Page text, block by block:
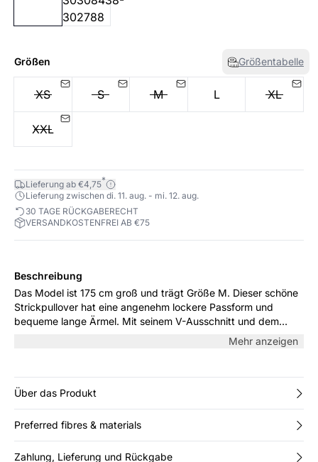
Größen Größentabelle
XS S M L XL
XXL
Lieferung ab €4,75*
Lieferung zwischen di. 11. aug. - mi. 12. aug.
30 TAGE RÜCKGABERECHT
VERSANDKOSTENFREI AB €75
Beschreibung
Das Model ist 175 cm groß und trägt Größe M. Dieser schöne
Strickpullover hat eine angenehm lockere Passform und
bequeme lange Ärmel. Mit seinem V-Ausschnitt und dem
klassischen Kragen hat er gleichzeitig einen coolen Ausdruck,
was ihn stilvoll für deine Alltagslooks macht. Style ihn mit
Mehr anzeigen
Über das Produkt
Preferred fibres & materials
Zahlung, Lieferung und Rückgabe